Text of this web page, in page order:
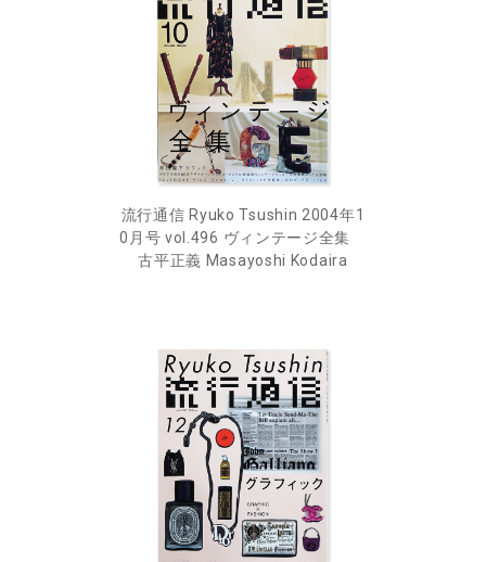
流行通信 Ryuko Tsushin 2004年1
0月号 vol.496 ヴィンテージ全集
古平正義 Masayoshi Kodaira